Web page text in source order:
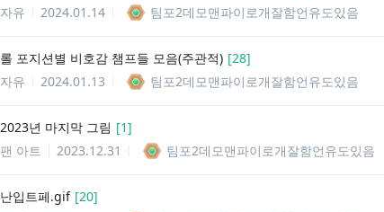
자유
2024.01.14 팀포2데모맨파이로개잘함언유도있음
롤 포지션별 비호감 챔프들 모음(주관적) [28]
자유
2024.01.13 팀포2데모맨파이로개잘함언유도있음
2023년 마지막 그림 [1]
팬 아트
2023.12.31 팀포2데모맨파이로개잘함언유도있음
난입트페.gif [20]